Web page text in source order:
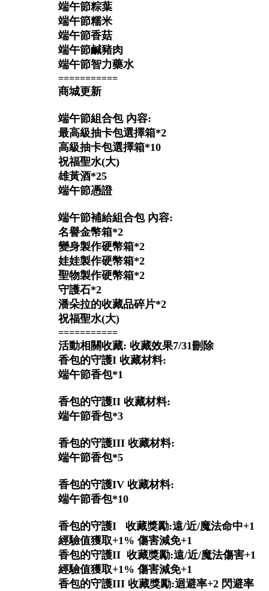
端午節粽葉
端午節糯米
端午節香菇
端午節鹹豬肉
端午節智力藥水
===========
商城更新
端午節組合包 內容:
最高級抽卡包選擇箱*2
高級抽卡包選擇箱*10
祝福聖水(大)
雄黃酒*25
端午節憑證
端午節補給組合包 內容:
名譽金幣箱*2
變身製作硬幣箱*2
娃娃製作硬幣箱*2
聖物製作硬幣箱*2
守護石*2
潘朵拉的收藏品碎片*2
祝福聖水(大)
===========
活動相關收藏: 收藏效果7/31刪除
香包的守護I 收藏材料:
端午節香包*1
香包的守護II 收藏材料:
端午節香包*3
香包的守護III 收藏材料:
端午節香包*5
香包的守護IV 收藏材料:
端午節香包*10
香包的守護I 收藏獎勵:遠/近/魔法命中+1
經驗值獲取+1% 傷害減免+1
香包的守護II 收藏獎勵:遠/近/魔法傷害+1
經驗值獲取+1% 傷害減免+1
香包的守護III 收藏獎勵:迴避率+2 閃避率